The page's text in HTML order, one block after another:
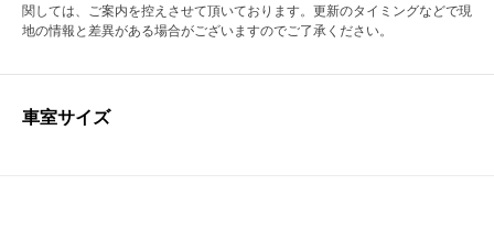
関しては、ご案内を控えさせて頂いております。更新のタイミングなどで現
地の情報と差異がある場合がございますのでご了承ください。
車室サイズ